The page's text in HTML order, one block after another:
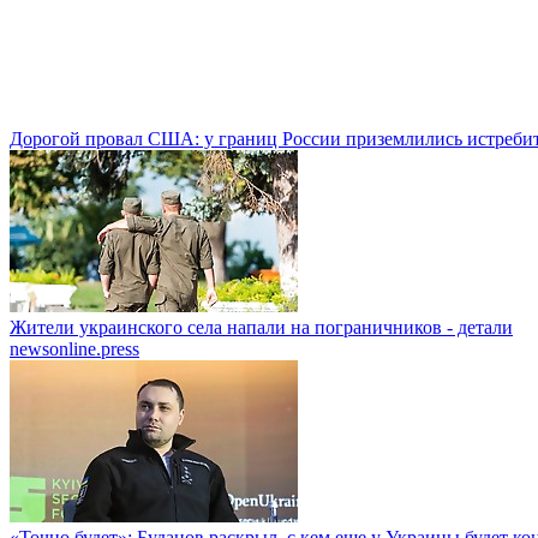
Дорогой провал США: у границ России приземлились
Жители украинского села напали на пограничников - детали
newsonline.press